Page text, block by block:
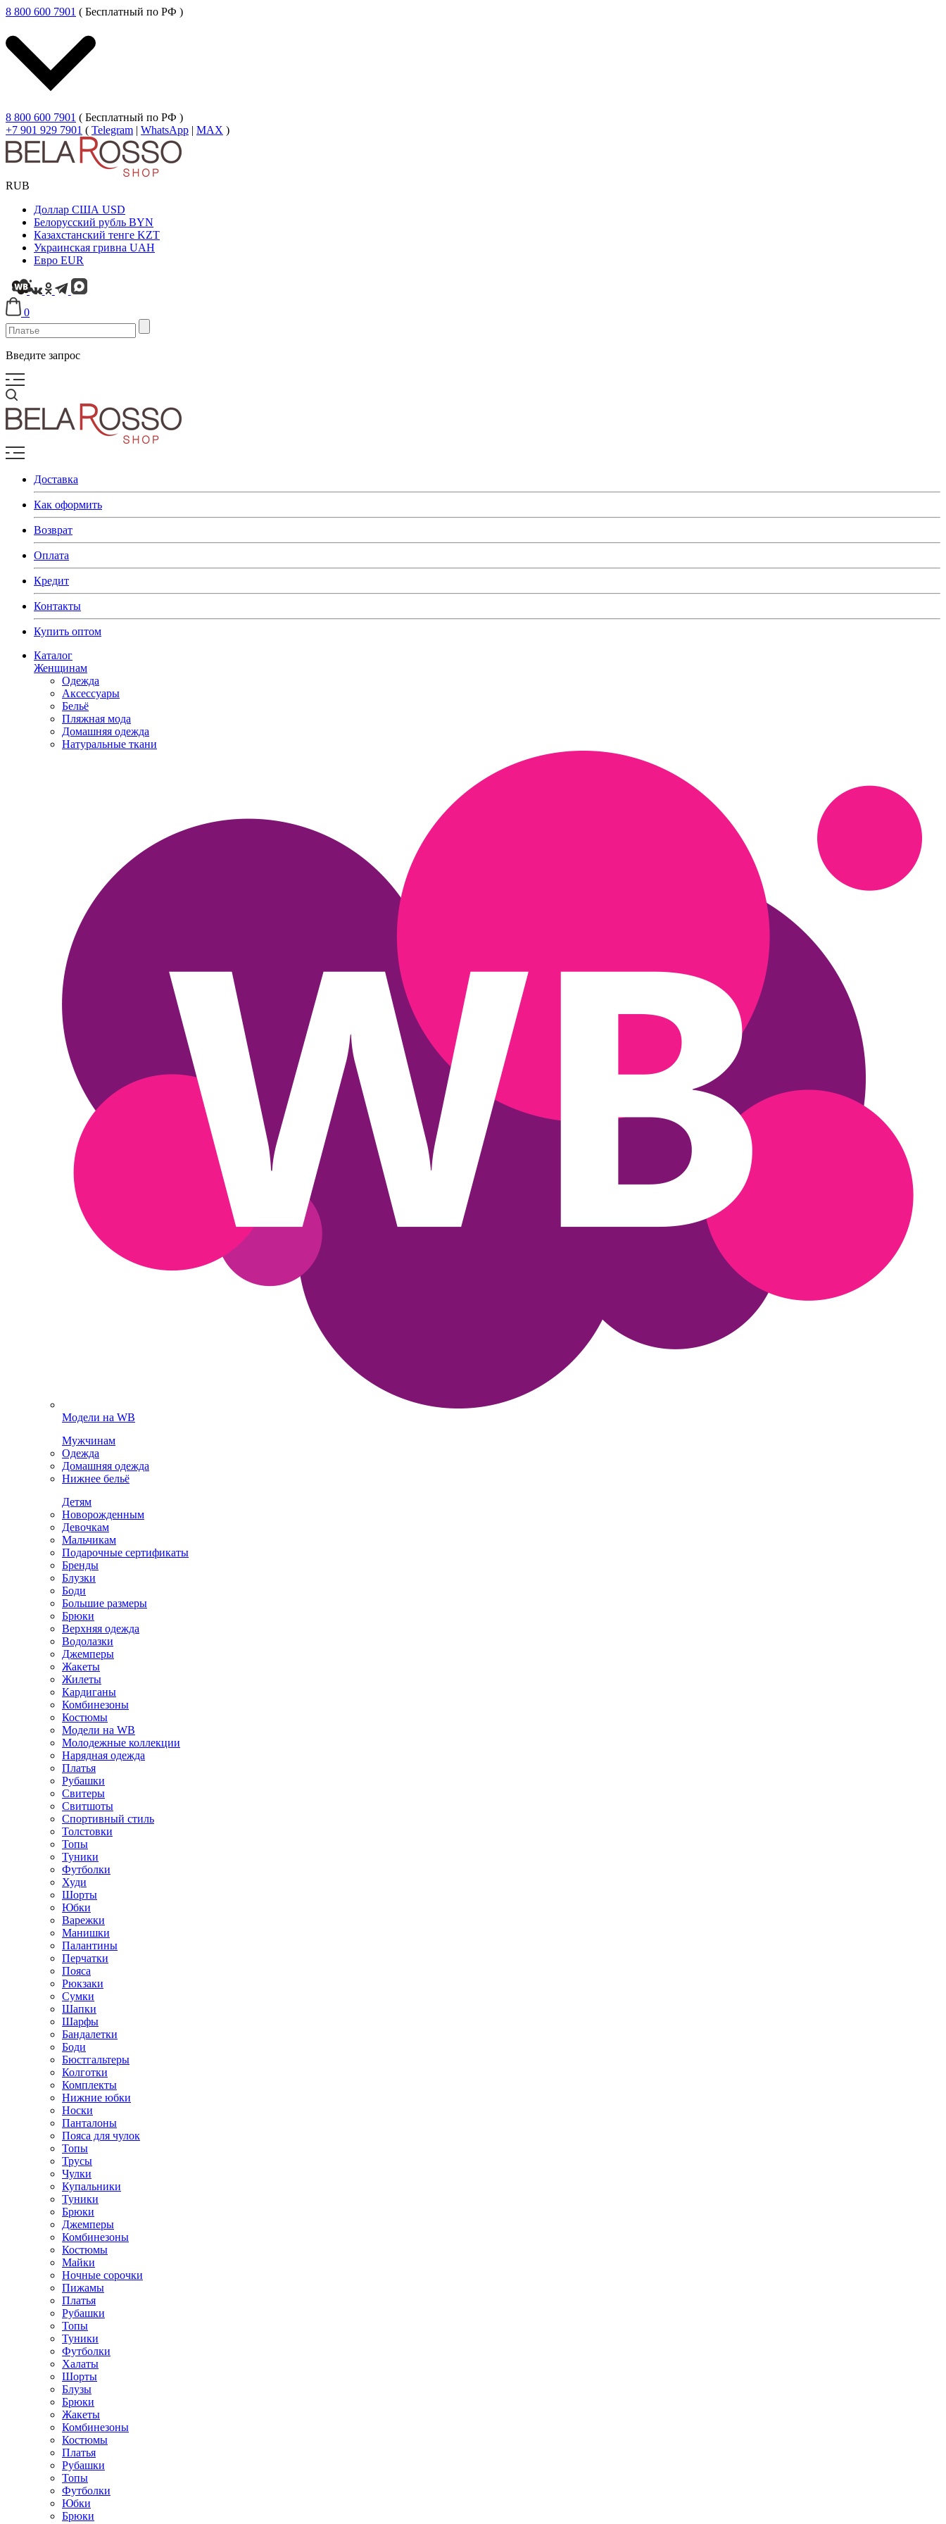
8 800 600 7901 ( Бесплатный по РФ )
8 800 600 7901 ( Бесплатный по РФ )
+7 901 929 7901 ( Telegram | WhatsApp | MAX )
RUB
Доллар США USD
Белорусский рубль BYN
Казахстанский тенге KZT
Украинская гривна UAH
Евро EUR
0
Введите запрос
Доставка
Как оформить
Возврат
Оплата
Кредит
Контакты
Купить оптом
Каталог
Женщинам
Одежда
Аксессуары
Бельё
Пляжная мода
Домашняя одежда
Натуральные ткани
Модели на WB
Мужчинам
Одежда
Домашняя одежда
Нижнее бельё
Детям
Новорожденным
Девочкам
Мальчикам
Подарочные сертификаты
Бренды
Блузки
Боди
Большие размеры
Брюки
Верхняя одежда
Водолазки
Джемперы
Жакеты
Жилеты
Кардиганы
Комбинезоны
Костюмы
Модели на WB
Молодежные коллекции
Нарядная одежда
Платья
Рубашки
Свитеры
Свитшоты
Спортивный стиль
Толстовки
Топы
Туники
Футболки
Худи
Шорты
Юбки
Варежки
Манишки
Палантины
Перчатки
Пояса
Рюкзаки
Сумки
Шапки
Шарфы
Бандалетки
Боди
Бюстгальтеры
Колготки
Комплекты
Нижние юбки
Носки
Панталоны
Поясa для чулок
Топы
Трусы
Чулки
Купальники
Туники
Брюки
Джемперы
Комбинезоны
Костюмы
Майки
Ночные сорочки
Пижамы
Платья
Рубашки
Топы
Туники
Футболки
Халаты
Шорты
Блузы
Брюки
Жакеты
Комбинезоны
Костюмы
Платья
Рубашки
Топы
Футболки
Юбки
Брюки